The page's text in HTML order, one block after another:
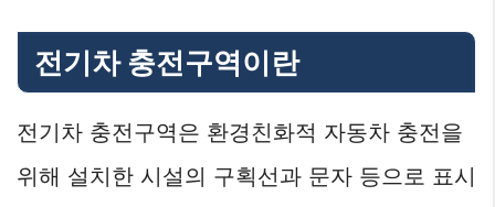
전기차 충전구역이란
전기차 충전구역은 환경친화적 자동차 충전을
위해 설치한 시설의 구획선과 문자 등으로 표시